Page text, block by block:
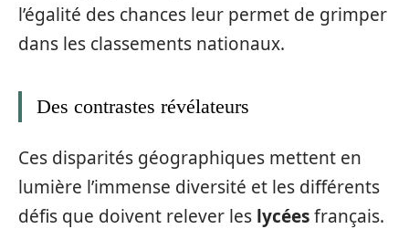
l’égalité des chances leur permet de grimper
dans les classements nationaux.
Des contrastes révélateurs
Ces disparités géographiques mettent en
lumière l’immense diversité et les différents
défis que doivent relever les lycéesfrançais.